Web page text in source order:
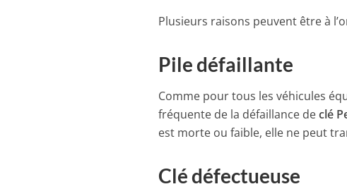
Plusieurs raisons peuvent être à
Pile défaillante
Comme pour tous les véhicules
fréquente de la défaillance declé
est morte ou faible, elle ne peut
Clé défectueuse